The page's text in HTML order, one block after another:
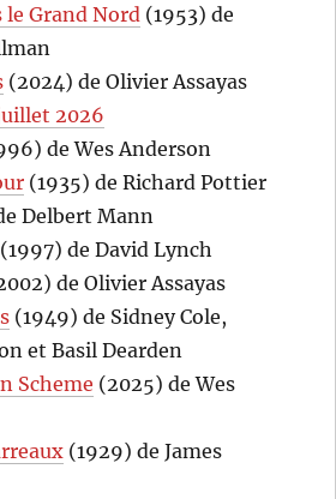
le Grand Nord (1953) de
(2024) de Olivier Assayas
2026
de Wes Anderson
(1935) de Richard Pottier
Delbert Mann
de David Lynch
de Olivier Assayas
(1949) de Sidney Cole,
et Basil Dearden
Scheme (2025) de Wes
(1929) de James